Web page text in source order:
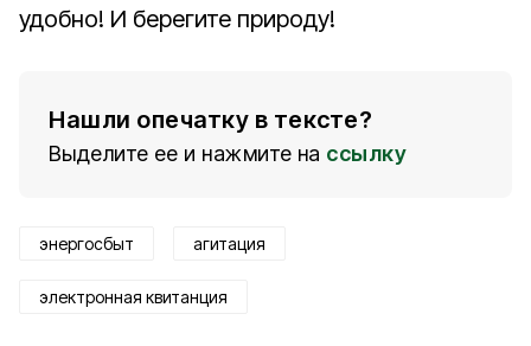
удобно! И берегите природу!
Нашли опечатку в тексте?
Выделите ее и нажмите на ссылку
энергосбыт агитация
электронная квитанция